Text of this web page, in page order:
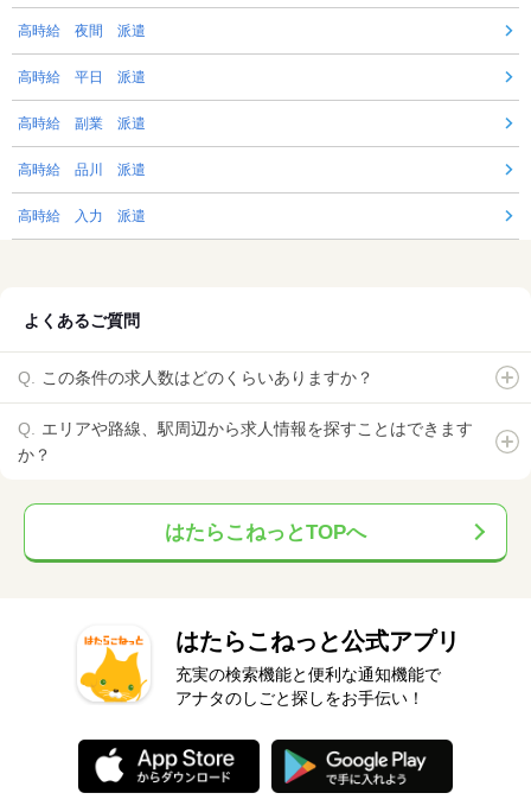
高時給 夜間 派遣
高時給 平日 派遣
高時給 副業 派遣
高時給 品川 派遣
高時給 入力 派遣
よくあるご質問
この条件の求人数はどのくらいありますか？
エリアや路線、駅周辺から求人情報を探すことはできます
か？
はたらこねっとTOPへ
はたらこねっと公式アプリ
充実の検索機能と便利な通知機能で
アナタのしごと探しをお手伝い！